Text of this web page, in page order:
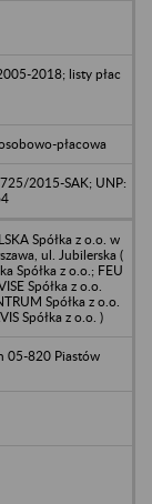
2018; listy płac
płacowa
2015-SAK; UNP:
Spółka z o.o. w
ul. Jubilerska (
Spółka z o.o.; FEU
Spółka z o.o.
Spółka z o.o.
Spółka z o.o. )
05-820 Piastów